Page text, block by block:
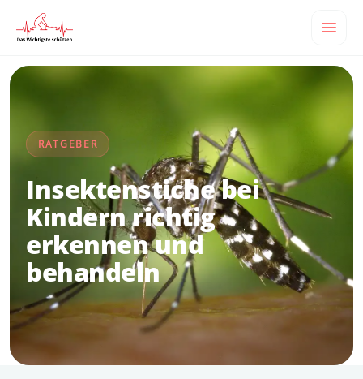
RATGEBER
Insektenstiche bei
Kindern richtig
erkennen und
behandeln